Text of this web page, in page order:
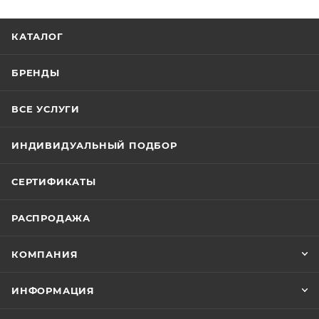
КАТАЛОГ
БРЕНДЫ
ВСЕ УСЛУГИ
ИНДИВИДУАЛЬНЫЙ ПОДБОР
СЕРТИФИКАТЫ
РАСПРОДАЖА
КОМПАНИЯ
ИНФОРМАЦИЯ